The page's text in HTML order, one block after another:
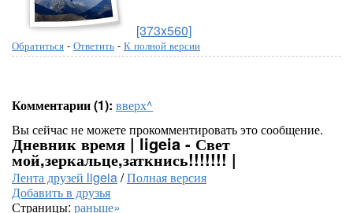
[373x560]
Обратиться - Ответить - К полной версии
Комментарии (1): вверх^
Вы сейчас не можете прокомментировать это сообщение.
Дневник время | ligeia - Свет
мой,зеркальце,заткнись!!!!!!! |
Лента друзей ligeia/Полная версия
Добавить в друзья
Страницы: раньше»